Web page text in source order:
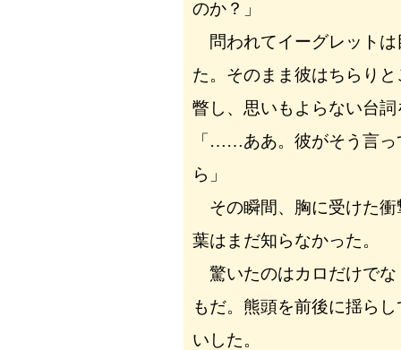
のか？」
問われてイーグレットは
た。そのまま彼はちらり
瞥し、思いもよらない台
「……ああ。彼がそう言っ
ら」
その瞬間、胸に受けた衝
葉はまだ知らなかった。
驚いたのはカロだけでな
もだ。熊頭を前後に揺ら
いした。